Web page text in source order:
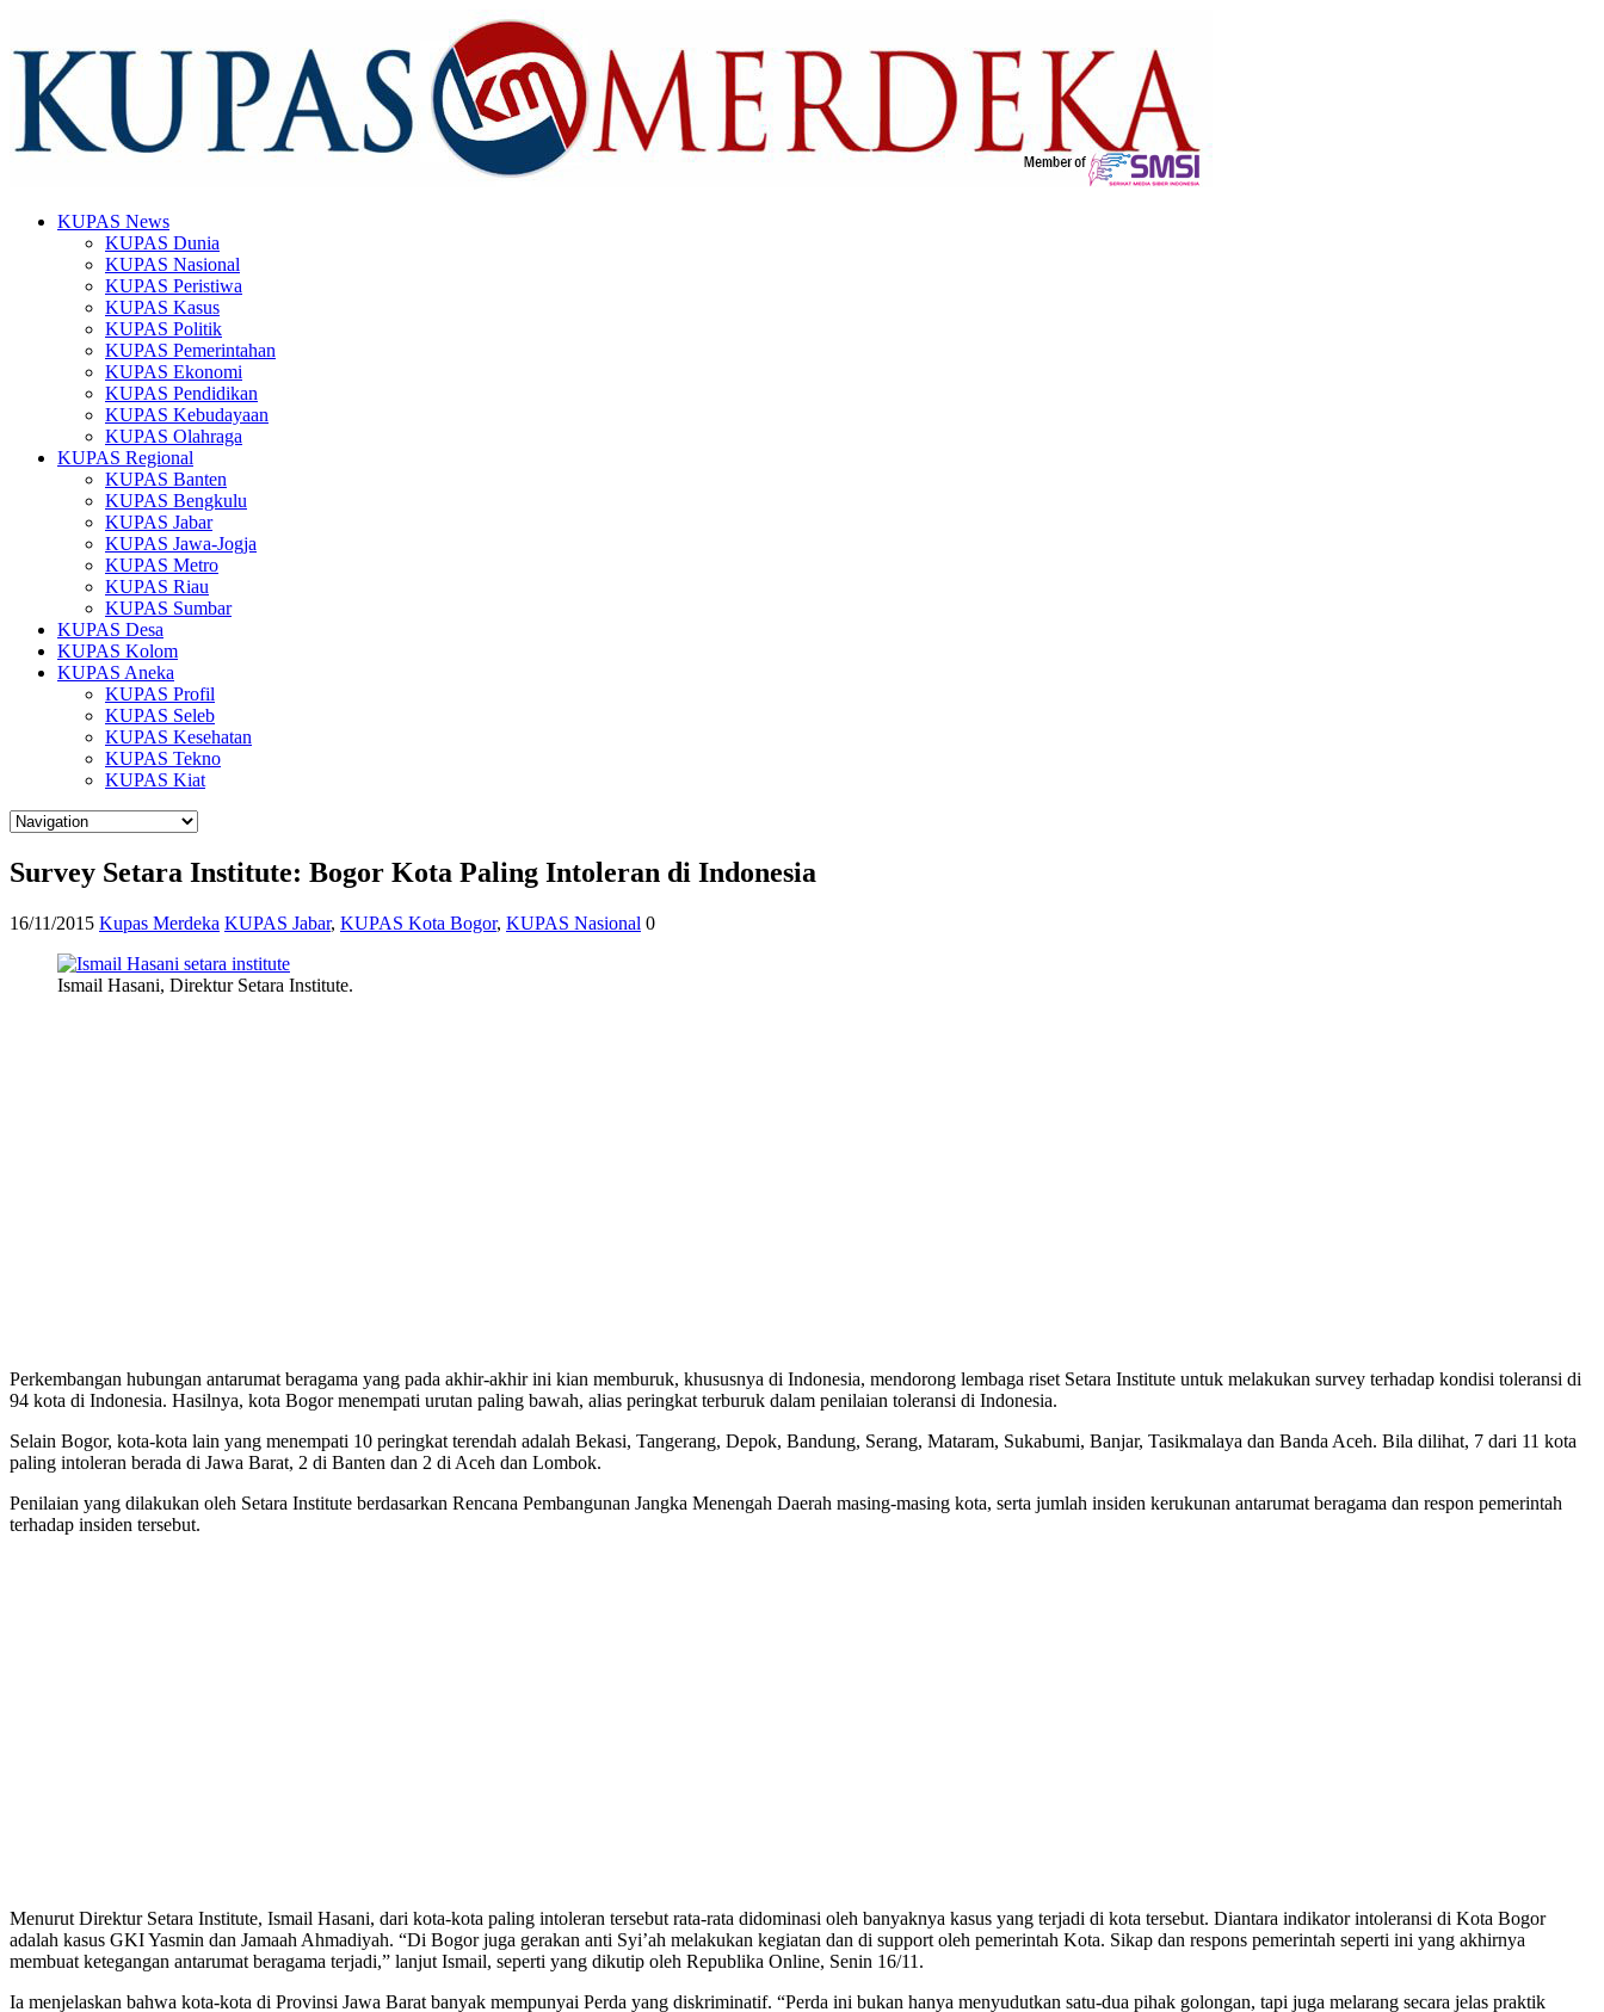
KUPAS News
KUPAS Dunia
KUPAS Nasional
KUPAS Peristiwa
KUPAS Kasus
KUPAS Politik
KUPAS Pemerintahan
KUPAS Ekonomi
KUPAS Pendidikan
KUPAS Kebudayaan
KUPAS Olahraga
KUPAS Regional
KUPAS Banten
KUPAS Bengkulu
KUPAS Jabar
KUPAS Jawa-Jogja
KUPAS Metro
KUPAS Riau
KUPAS Sumbar
KUPAS Desa
KUPAS Kolom
KUPAS Aneka
KUPAS Profil
KUPAS Seleb
KUPAS Kesehatan
KUPAS Tekno
KUPAS Kiat
Survey Setara Institute: Bogor Kota Paling Intoleran di Indonesia
16/11/2015 Kupas Merdeka KUPAS Jabar, KUPAS Kota Bogor, KUPAS Nasional 0
Ismail Hasani, Direktur Setara Institute.
Perkembangan hubungan antarumat beragama yang pada akhir-akhir ini kian memburuk, khususnya di Indonesia, mendorong lembaga riset Setara Institute untuk melakukan survey terhadap kondisi toleransi di
94 kota di Indonesia. Hasilnya, kota Bogor menempati urutan paling bawah, alias peringkat terburuk dalam penilaian toleransi di Indonesia.
Selain Bogor, kota-kota lain yang menempati 10 peringkat terendah adalah Bekasi, Tangerang, Depok, Bandung, Serang, Mataram, Sukabumi, Banjar, Tasikmalaya dan Banda Aceh. Bila dilihat, 7 dari 11 kota
paling intoleran berada di Jawa Barat, 2 di Banten dan 2 di Aceh dan Lombok.
Penilaian yang dilakukan oleh Setara Institute berdasarkan Rencana Pembangunan Jangka Menengah Daerah masing-masing kota, serta jumlah insiden kerukunan antarumat beragama dan respon pemerintah
terhadap insiden tersebut.
Menurut Direktur Setara Institute, Ismail Hasani, dari kota-kota paling intoleran tersebut rata-rata didominasi oleh banyaknya kasus yang terjadi di kota tersebut. Diantara indikator intoleransi di Kota Bogor
adalah kasus GKI Yasmin dan Jamaah Ahmadiyah. “Di Bogor juga gerakan anti Syi’ah melakukan kegiatan dan di support oleh pemerintah Kota. Sikap dan respons pemerintah seperti ini yang akhirnya
membuat ketegangan antarumat beragama terjadi,” lanjut Ismail, seperti yang dikutip oleh Republika Online, Senin 16/11.
Ia menjelaskan bahwa kota-kota di Provinsi Jawa Barat banyak mempunyai Perda yang diskriminatif. “Perda ini bukan hanya menyudutkan satu-dua pihak golongan, tapi juga melarang secara jelas praktik